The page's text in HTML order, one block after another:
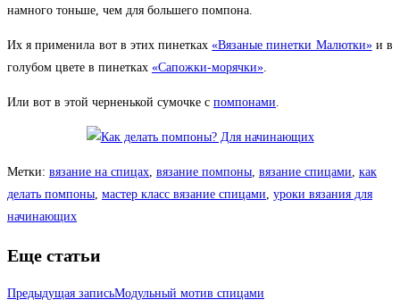
намного тоньше, чем для большего помпона.
Их я применила вот в этих пинетках«Вязаные пинетки Малютки»и в
голубом цвете в пинетках «Сапожки-морячки».
Или вот в этой черненькой сумочке с помпонами.
Метки: вязание на спицах, вязание помпоны, вязание спицами, как
делать помпоны, мастер класс вязание спицами, уроки вязания для
начинающих
Еще статьи
Предыдущая записьМодульный мотив спицами